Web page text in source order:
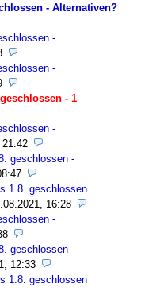
- Alternativen?
-
-
- 1
-
21:42
geschlossen -
1.8. geschlossen
16:28
-
geschlossen -
12:33
1.8. geschlossen